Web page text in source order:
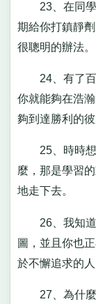
23、在同學
期給你打鎮靜
很聰明的辦法。
24、有了百
你就能夠在浩
夠到達勝利的彼
25、時時想
麼，那是學習
地走下去。
26、我知道
圖，並且你也
於不懈追求的人
27、為什麼